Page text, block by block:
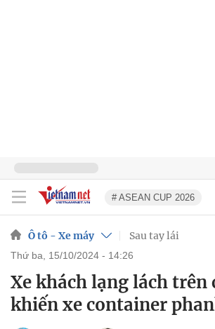
# ASEAN CUP 2026
Ô tô - Xe máy Sau tay lái
thứ ba, 15/10/2024 - 14:26
Xe khách lạng lách trên
khiến xe container